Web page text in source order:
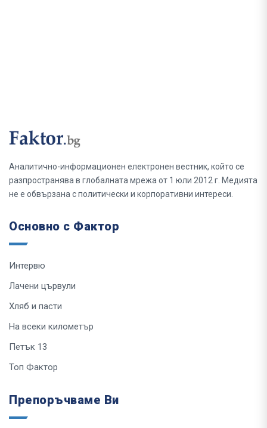
Аналитично-информационен електронен вестник, който се
разпространява в глобалната мрежа от 1 юли 2012 г. Медията
не е обвързана с политически и корпоративни интереси.
Основно с Фактор
Интервю
Лачени цървули
Хляб и пасти
На всеки километър
Петък 13
Топ Фактор
Препоръчваме Ви